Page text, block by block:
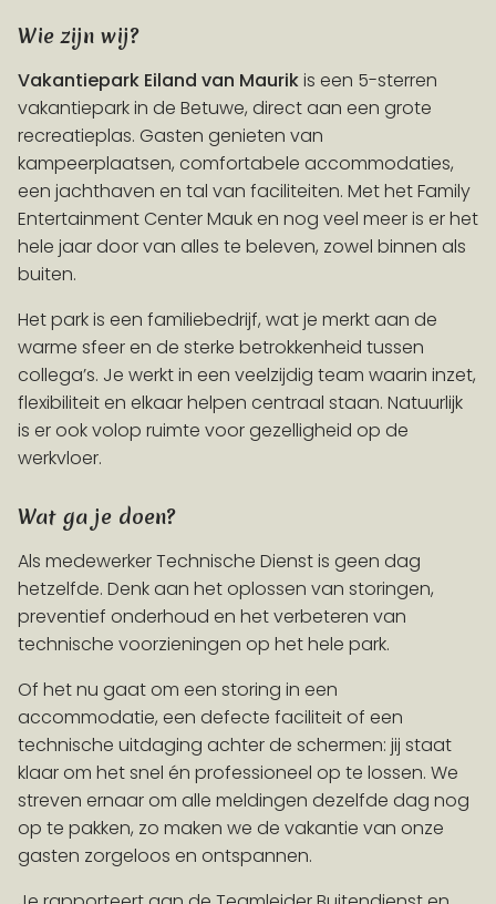
VROEGBOEKVOORDEEL
Boek > 100 dagen vóór aankomst en ontvang 10%
korting op accommodaties!Actievoorwaarden
Wie zijn wij?
Vakantiepark Eiland van Maurikis een 5-sterren
vakantiepark in de Betuwe, direct aan een grote
recreatieplas. Gasten genieten van
kampeerplaatsen, comfortabele accommodaties,
een jachthaven en tal van faciliteiten. Met het Family
Entertainment Center Mauk en nog veel meer is er het
hele jaar door van alles te beleven, zowel binnen als
buiten.
Het park is een familiebedrijf, wat je merkt aan de
warme sfeer en de sterke betrokkenheid tussen
collega’s. Je werkt in een veelzijdig team waarin inzet,
flexibiliteit en elkaar helpen centraal staan. Natuurlijk
is er ook volop ruimte voor gezelligheid op de
werkvloer.
Wat ga je doen?
Als medewerker Technische Dienst is geen dag
hetzelfde. Denk aan het oplossen van storingen,
preventief onderhoud en het verbeteren van
technische voorzieningen op het hele park.
Of het nu gaat om een storing in een
accommodatie, een defecte faciliteit of een
technische uitdaging achter de schermen: jij staat
klaar om het snel én professioneel op te lossen. We
streven ernaar om alle meldingen dezelfde dag nog
op te pakken, zo maken we de vakantie van onze
gasten zorgeloos en ontspannen.